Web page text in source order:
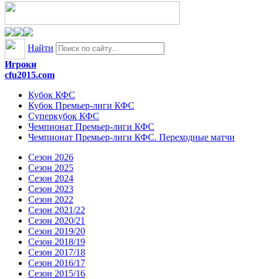
Найти
Игроки
cfu2015.com
Кубок КФС
Кубок Премьер-лиги КФС
Суперкубок КФС
Чемпионат Премьер-лиги КФС
Чемпионат Премьер-лиги КФС. Переходные матчи
Сезон 2026
Сезон 2025
Сезон 2024
Сезон 2023
Сезон 2022
Сезон 2021/22
Сезон 2020/21
Сезон 2019/20
Сезон 2018/19
Сезон 2017/18
Сезон 2016/17
Сезон 2015/16